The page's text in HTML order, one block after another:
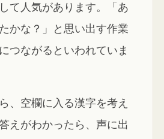
て人気があります。「あ
かな？」と思い出す作業
つながるといわれていま
、空欄に入る漢字を考え
えがわかったら、声に出